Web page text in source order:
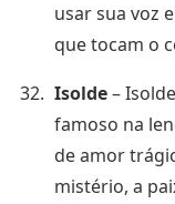
usar sua voz
que tocam o
Isolde–
famoso na
de amor
mistério, a